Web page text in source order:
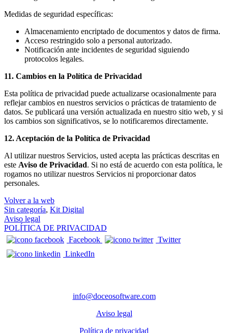
Medidas de seguridad específicas:
Almacenamiento encriptado de documentos y datos de firma.
Acceso restringido solo a personal autorizado.
Notificación ante incidentes de seguridad siguiendo
protocolos legales.
11. Cambios en la Política de Privacidad
Esta política de privacidad puede actualizarse ocasionalmente para
reflejar cambios en nuestros servicios o prácticas de tratamiento de
datos. Se publicará una versión actualizada en nuestro sitio web, y si
los cambios son significativos, se lo notificaremos directamente.
12. Aceptación de la Política de Privacidad
Al utilizar nuestros Servicios, usted acepta las prácticas descritas en
este Aviso de Privacidad. Si no está de acuerdo con esta política, le
rogamos no utilizar nuestros Servicios ni proporcionar datos
personales.
Volver a la web
Sin categoría, Kit Digital
Navegación de entradas
Aviso legal
POLÍTICA DE PRIVACIDAD
Facebook
Twitter
LinkedIn
info@doceosoftware.com
Aviso legal
Política de privacidad